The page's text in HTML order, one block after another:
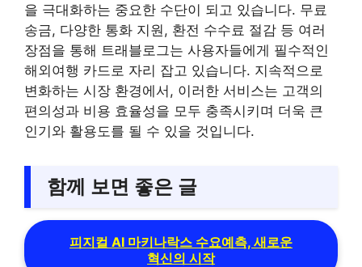
을 극대화하는 중요한 수단이 되고 있습니다. 무료
송금, 다양한 통화 지원, 환전 수수료 절감 등 여러
장점을 통해 트래블로그는 사용자들에게 필수적인
해외여행 카드로 자리 잡고 있습니다. 지속적으로
변화하는 시장 환경에서, 이러한 서비스는 고객의
편의성과 비용 효율성을 모두 충족시키며 더욱 큰
인기와 활용도를 될 수 있을 것입니다.
함께 보면 좋은 글
피지컬 AI 마키나락스 수요예측, 새로운
혁신의 시작